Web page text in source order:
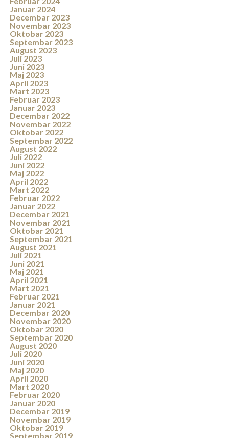
Januar 2024
Decembar 2023
Novembar 2023
Oktobar 2023
Septembar 2023
August 2023
Juli 2023
Juni 2023
Maj 2023
April 2023
Mart 2023
Februar 2023
Januar 2023
Decembar 2022
Novembar 2022
Oktobar 2022
Septembar 2022
August 2022
Juli 2022
Juni 2022
Maj 2022
April 2022
Mart 2022
Februar 2022
Januar 2022
Decembar 2021
Novembar 2021
Oktobar 2021
Septembar 2021
August 2021
Juli 2021
Juni 2021
Maj 2021
April 2021
Mart 2021
Februar 2021
Januar 2021
Decembar 2020
Novembar 2020
Oktobar 2020
Septembar 2020
August 2020
Juli 2020
Juni 2020
Maj 2020
April 2020
Mart 2020
Februar 2020
Januar 2020
Decembar 2019
Novembar 2019
Oktobar 2019
Septembar 2019